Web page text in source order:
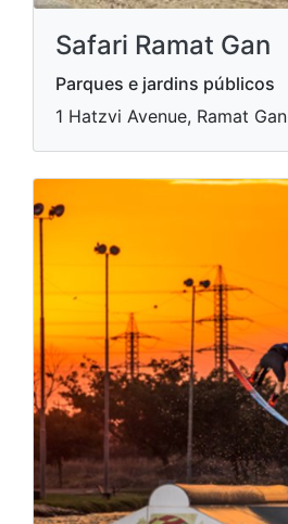
Safari Ramat Gan
Parques e jardins públicos
1 Hatzvi Avenue, Ramat Gan